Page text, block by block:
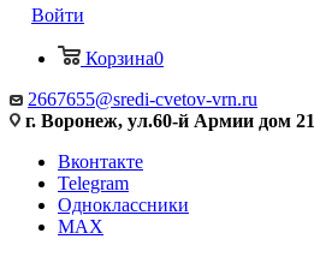
Войти
Корзина0
2667655@sredi-cvetov-vrn.ru
г. Воронеж, ул.60-й Армии дом 21
Вконтакте
Telegram
Одноклассники
MAX